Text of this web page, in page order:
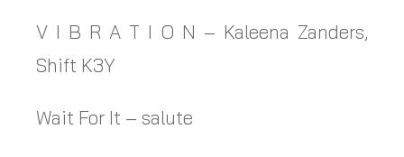
V I B R A T I O N – Kaleena Zanders,
Shift K3Y
Wait For It – salute